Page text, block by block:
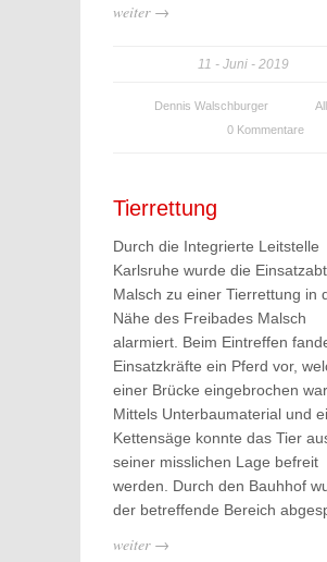
weiter →
11 Juni 2019
Dennis Walschburger
0 Kommentare
Tierrettung
Durch die Integrierte Leitstelle
Karlsruhe wurde die
Malsch zu einer Tierrettung in
Nähe des Freibades Malsch
alarmiert. Beim Eintreffen
Einsatzkräfte ein Pferd vor,
einer Brücke eingebrochen war.
Mittels Unterbaumaterial und
Kettensäge konnte das Tier
seiner misslichen Lage befreit
werden. Durch den Bauhhof
der betreffende Bereich
weiter →